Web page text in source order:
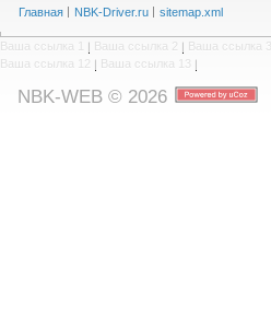
Главная NBK-Driver.ru sitemap.xml
Ваша ссылка 1 | Ваша ссылка 2 | Ваша ссылка 3
Ваша ссылка 12 | Ваша ссылка 13 |
NBK-WEB © 2026